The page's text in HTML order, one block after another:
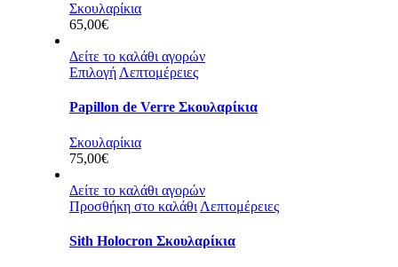
Σκουλαρίκια
65,00€
Δείτε το καλάθι αγορών
Επιλογή Λεπτομέρειες
Papillon de Verre Σκουλαρίκια
Σκουλαρίκια
75,00€
Δείτε το καλάθι αγορών
Προσθήκη στο καλάθι Λεπτομέρειες
Sith Holocron Σκουλαρίκια